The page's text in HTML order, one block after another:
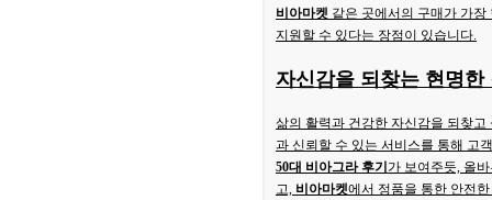
비아마켓 같은 곳에서의 구매가 가
지원할 수 있다는 장점이 있습니다.
자신감을 되찾는 현명한
삶의 활력과 건강한 자신감을 되찾
과 신뢰할 수 있는 서비스를 통해 고
50대 비아그라 후기 가 보여주듯, 올
고, 비아마켓에서 정품을 통한 안전